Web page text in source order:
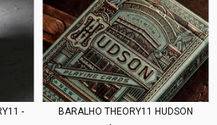
-
BARALHO THEORY11 HUDSON